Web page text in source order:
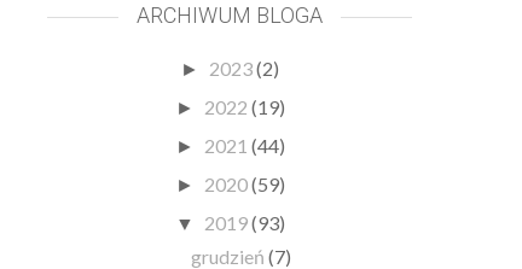
ARCHIWUM BLOGA
► 2023(2)
► 2022 (19)
► 2021 (44)
► 2020(59)
▼ 2019(93)
grudzień(7)